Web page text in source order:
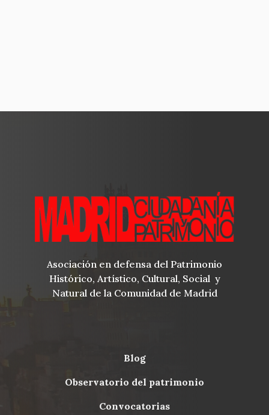
Asociación en defensa del Patrimonio
Histórico, Artístico, Cultural, Social y
Natural de la Comunidad de Madrid
Menu
blog
observatorio del patrimonio
convocatorias